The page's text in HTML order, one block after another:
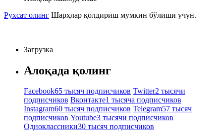
Рухсат олинг Шарҳлар қолдириш мумкин бўлиши учун.
Загрузка
Алоқада қолинг
Facebook65 тысяч подписчиков Twitter2 тысячи
подписчиков Вконтакте1 тысяча подписчиков
Instagram60 тысяч подписчиков Telegram57 тысяч
подписчиков Youtube3 тысячи подписчиков
Одноклассники30 тысяч подписчиков